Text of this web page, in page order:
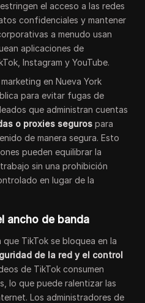
el acceso a las redes
confidenciales y mantener
a menudo usan
aplicaciones de
Instagram y YouTube.
en Nueva York
para evitar fugas de
que administran cuentas
o proxies seguros para
de manera segura. Esto
pueden equilibrar la
sin una prohibición
en lugar de la
ancho de banda
TikTok se bloquea en la
de la red y el control
de TikTok consumen
lo que puede ralentizar las
Los administradores de